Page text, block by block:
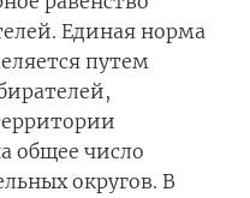
Единая норма
путем
общее число
округов. В